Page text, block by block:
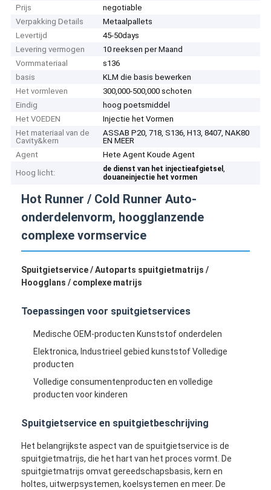
Prijs
negotiable
Verpakking Details
Metaalpallets
Levertijd
45-50days
Levering vermogen
10 reeksen per Maand
Vormmateriaal
s136
basis
KLM die basis bewerken
Het vormleven
300,000-500,000 schoten
Eindig
hoog poetsmiddel
Het VOEDEN
Injectie het Vormen
Het materiaal van de
Cavity&kern
ASSAB P20, 718, S136, H13, 8407, NAK80
EN MEER
Agent
Hete Agent Koude Agent
Hoog licht:
de dienst van het injectieafgietsel,
douaneinjectie het vormen
Hot Runner / Cold Runner Auto-
onderdelenvorm, hoogglanzende
complexe vormservice
Spuitgietservice / Autoparts spuitgietmatrijs /
Hoogglans / complexe matrijs
Toepassingen voor spuitgietservices
Medische OEM-producten Kunststof onderdelen
Elektronica, Industrieel gebied kunststof Volledige
producten
Volledige consumentenproducten en volledige
producten voor kinderen
Spuitgietservice en spuitgietbeschrijving
Het belangrijkste aspect van de spuitgietservice is de
spuitgietmatrijs, die het hart van het proces vormt. De
spuitgietmatrijs omvat gereedschapsbasis, kern en
holtes, uitwerpsystemen, koelsystemen en meer. De